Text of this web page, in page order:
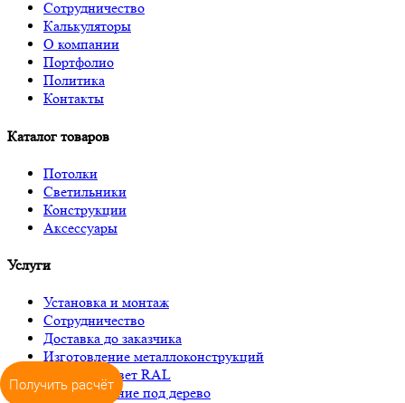
Сотрудничество
Калькуляторы
О компании
Портфолио
Политика
Контакты
Каталог товаров
Потолки
Светильники
Конструкции
Аксессуары
Услуги
Установка и монтаж
Сотрудничество
Доставка до заказчика
Изготовление металлоконструкций
Окраска в цвет RAL
Декорирование под дерево
Получить расчёт